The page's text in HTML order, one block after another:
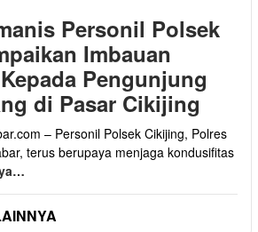
Personil Polsek
Imbauan
Pengunjung
di Pasar Cikijing
– Personil Polsek Cikijing, Polres
terus berupaya menjaga kondusifitas